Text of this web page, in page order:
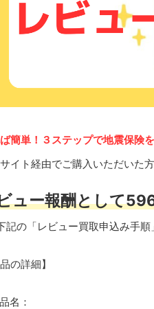
簡単！３ステップで地震保険
イト経由でご購入いただいた方
ュー報酬として
記の「レビュー買取申込み手
品の詳細】
名：